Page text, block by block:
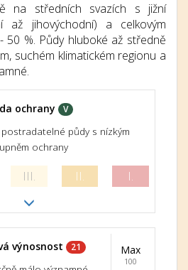
na středních svazích s jižní
až jihovýchodní) a celkovým
50 %. Půdy hluboké až středně
suchém klimatickém regionu a
ochrany V
půdy s nízkým
ochrany
III. II. I.
výnosnost 21 Max
100